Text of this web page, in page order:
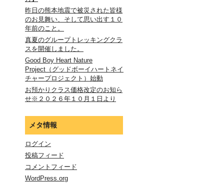
昨日の熊本地震で被災された皆様
のお見舞い、そして思い出す１０
年前のこと。
真夏のグループトレッキングクラ
スを開催しました。
Good Boy Heart Nature
Project（グッドボーイハートネイ
チャープロジェクト）始動
お預かりクラス価格改定のお知ら
せ※２０２６年１０月１日より
メタ情報
ログイン
投稿フィード
コメントフィード
WordPress.org